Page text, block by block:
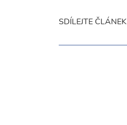
SDÍLEJTE ČLÁNEK